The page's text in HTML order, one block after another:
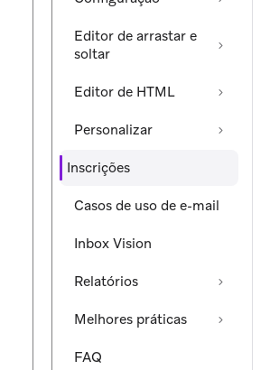
Editor de arrastar e
soltar
Editor de HTML
Personalizar
Inscrições
Casos de uso de e-mail
Inbox Vision
Relatórios
Melhores práticas
FAQ